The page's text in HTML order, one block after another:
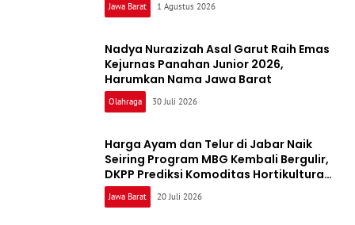
Jawa Barat 1 Agustus 2026
Nadya Nurazizah Asal Garut Raih Emas
Kejurnas Panahan Junior 2026,
Harumkan Nama Jawa Barat
Olahraga 30 Juli 2026
Harga Ayam dan Telur di Jabar Naik
Seiring Program MBG Kembali Bergulir,
DKPP Prediksi Komoditas Hortikultura
Menyusul
Jawa Barat 20 Juli 2026